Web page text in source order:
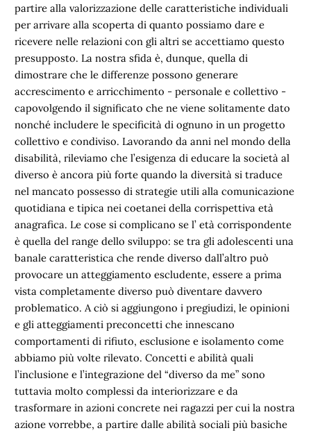
partire alla valorizzazione delle caratteristiche individuali
per arrivare alla scoperta di quanto possiamo dare e
ricevere nelle relazioni con gli altri se accettiamo questo
presupposto. La nostra sfida è, dunque, quella di
dimostrare che le differenze possono generare
accrescimento e arricchimento - personale e collettivo -
capovolgendo il significato che ne viene solitamente dato
nonché includere le specificità di ognuno in un progetto
collettivo e condiviso. Lavorando da anni nel mondo della
disabilità, rileviamo che l’esigenza di educare la società al
diverso è ancora più forte quando la diversità si traduce
nel mancato possesso di strategie utili alla comunicazione
quotidiana e tipica nei coetanei della corrispettiva età
anagrafica. Le cose si complicano se l’ età corrispondente
è quella del range dello sviluppo: se tra gli adolescenti una
banale caratteristica che rende diverso dall’altro può
provocare un atteggiamento escludente, essere a prima
vista completamente diverso può diventare davvero
problematico. A ciò si aggiungono i pregiudizi, le opinioni
e gli atteggiamenti preconcetti che innescano
comportamenti di rifiuto, esclusione e isolamento come
abbiamo più volte rilevato. Concetti e abilità quali
l’inclusione e l’integrazione del “diverso da me” sono
tuttavia molto complessi da interiorizzare e da
trasformare in azioni concrete nei ragazzi per cui la nostra
azione vorrebbe, a partire dalle abilità sociali più basiche